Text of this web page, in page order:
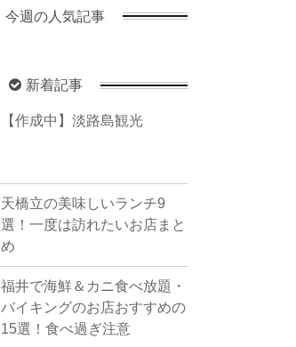
今週の人気記事
新着記事
【作成中】淡路島観光
天橋立の美味しいランチ9
選！一度は訪れたいお店まと
め
福井で海鮮＆カニ食べ放題・
バイキングのお店おすすめの
15選！食べ過ぎ注意